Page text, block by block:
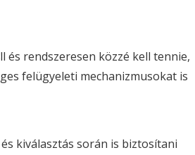
rendszeresen közzé kell tennie,
felügyeleti mechanizmusokat is
kiválasztás során is biztosítani